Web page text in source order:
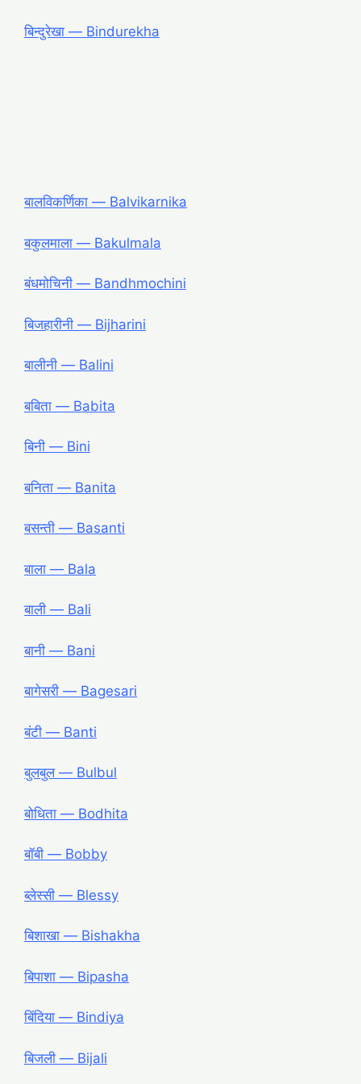
बिन्दुरेखा ― Bindurekha
बालविकर्णिका ― Balvikarnika
बकुलमाला ― Bakulmala
बंधमोचिनी ― Bandhmochini
बिजहारीनी ― Bijharini
बालीनी ― Balini
बबिता ― Babita
बिनी ― Bini
बनिता ― Banita
बसन्ती ― Basanti
बाला ― Bala
बाली ― Bali
बानी ― Bani
बागेसरी ― Bagesari
बंटी ― Banti
बुलबुल ― Bulbul
बोधिता ― Bodhita
बॉबी ― Bobby
ब्लेस्सी ― Blessy
बिशाखा ― Bishakha
बिपाशा ― Bipasha
बिंदिया ― Bindiya
बिजली ― Bijali